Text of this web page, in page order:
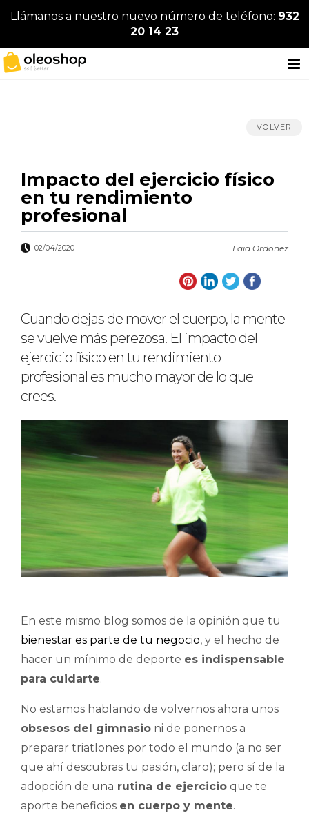
Llámanos a nuestro nuevo número de teléfono: 932
20 14 23
VOLVER
Impacto del ejercicio físico
en tu rendimiento
profesional
Laia Ordoñez
02/04/2020
Cuando dejas de mover el cuerpo, la mente
se vuelve más perezosa. El impacto del
ejercicio físico en tu rendimiento
profesional es mucho mayor de lo que
crees.
En este mismo blog somos de la opinión que tu
bienestar es parte de tu negocio, y el hecho de
hacer un mínimo de deporte es indispensable
para cuidarte.
No estamos hablando de volvernos ahora unos
obsesos del gimnasio ni de ponernos a
preparar triatlones por todo el mundo (a no ser
que ahí descubras tu pasión, claro); pero sí de la
adopción de una rutina de ejercicio que te
aporte beneficios en cuerpo y mente.